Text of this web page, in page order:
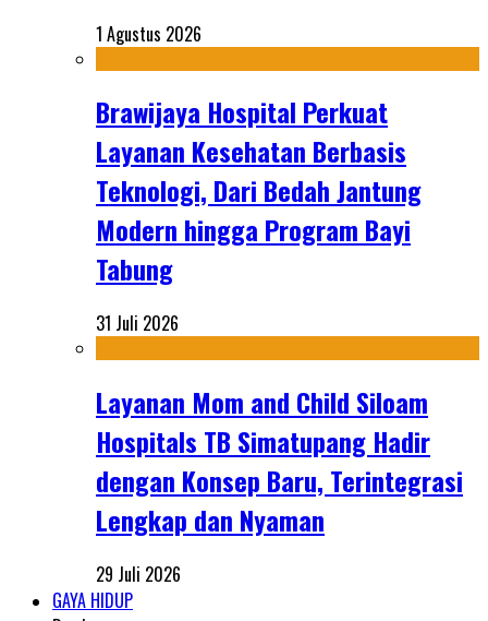
1 Agustus 2026
Brawijaya Hospital Perkuat
Layanan Kesehatan Berbasis
Teknologi, Dari Bedah Jantung
Modern hingga Program Bayi
Tabung
31 Juli 2026
Layanan Mom and Child Siloam
Hospitals TB Simatupang Hadir
dengan Konsep Baru, Terintegrasi
Lengkap dan Nyaman
29 Juli 2026
GAYA HIDUP